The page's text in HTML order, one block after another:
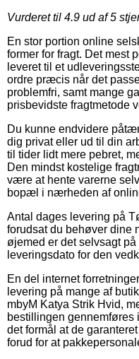
Vurderet til 4.9 ud af 5
En stor portion online
former for fragt. Det mest
leveret til et
ordre præcis når det
problemfri, samt mange
prisbevidste fragtmetode
Du kunne endvidere
dig privat eller ud til din
til tider lidt mere pebret,
Den mindst kostelige
være at hente varerne
bopæl i nærheden af
Antal dages levering på
forudsat du behøver dine
øjemed er det selvsagt
leveringsdato for den
En del internet
levering på mange af
mbyM Katya Strik Hvid,
bestillingen gennemføres
det formål at de
forud for at